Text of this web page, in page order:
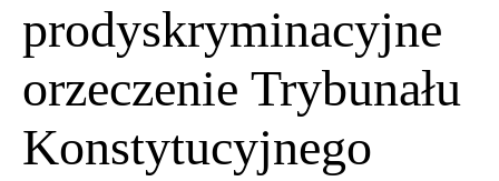
prodyskryminacyjne
orzeczenie Trybunału
Konstytucyjnego